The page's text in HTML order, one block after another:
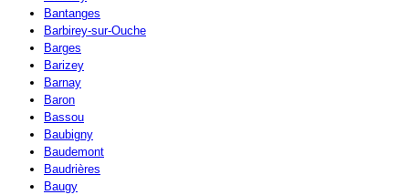
Bantanges
Barbirey-sur-Ouche
Barges
Barizey
Barnay
Baron
Bassou
Baubigny
Baudemont
Baudrières
Baugy